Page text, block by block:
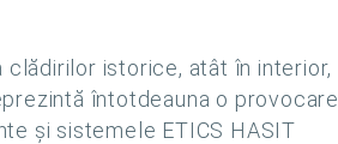
istorice, atât în interior,
întotdeauna o provocare
și sistemele ETICS HASIT